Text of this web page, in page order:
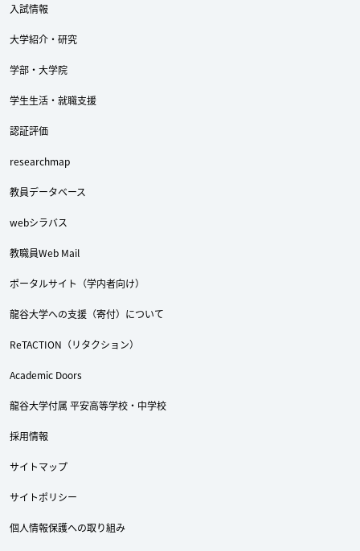
入試情報
大学紹介・研究
学部・大学院
学生生活・就職支援
認証評価
researchmap
教員データベース
webシラバス
教職員Web Mail
ポータルサイト（学内者向け）
龍谷大学への支援（寄付）について
ReTACTION（リタクション）
Academic Doors
龍谷大学付属 平安高等学校・中学校
採用情報
サイトマップ
サイトポリシー
個人情報保護への取り組み